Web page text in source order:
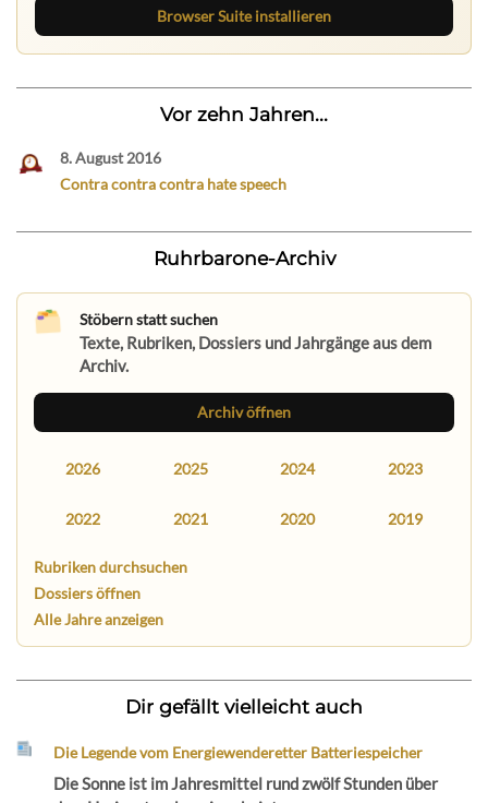
Browser Suite installieren
Vor zehn Jahren...
8. August 2016
Contra contra contra hate speech
Ruhrbarone-Archiv
Stöbern statt suchen
Texte, Rubriken, Dossiers und Jahrgänge aus dem
Archiv.
Archiv öffnen
2026 2025 2024 2023
2022 2021 2020 2019
Rubriken durchsuchen
Dossiers öffnen
Alle Jahre anzeigen
Dir gefällt vielleicht auch
Die Legende vom Energiewenderetter Batteriespeicher
Die Sonne ist im Jahresmittel rund zwölf Stunden über